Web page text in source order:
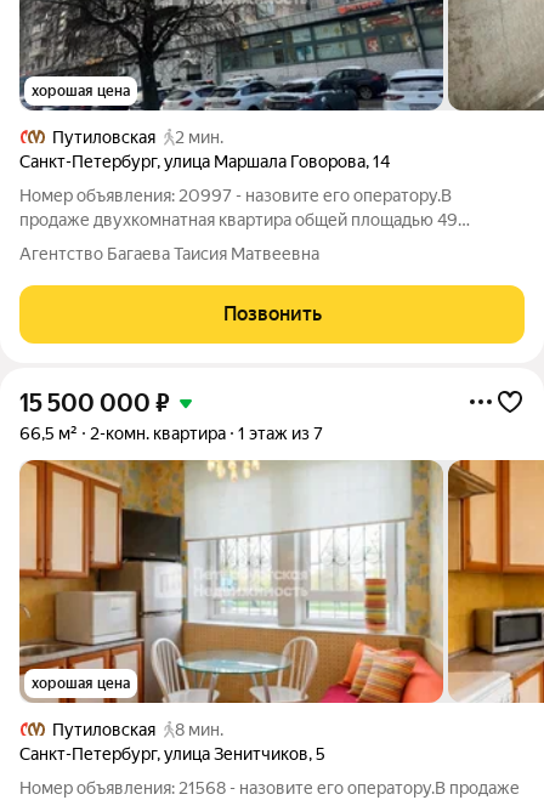
хорошая цена
Путиловская
2 мин.
Санкт-Петербург,улица Маршала Говорова,14
Номер объявления: 20997 - назовите его оператору.В
продаже двухкомнатная квартира общей площадью 49
кв.метров, в доме расположенном по адресу Санкт-Петербург,
девятиэтажный многоквартирный жилой дом
Агентство Багаева Таисия Матвеевна
Позвонить
15 500 000 ₽
66,5 м² 2-комн. квартира 1 этаж из 7
хорошая цена
Путиловская
8 мин.
Санкт-Петербург,улица Зенитчиков,5
Номер объявления: 21568 - назовите его оператору.В продаже